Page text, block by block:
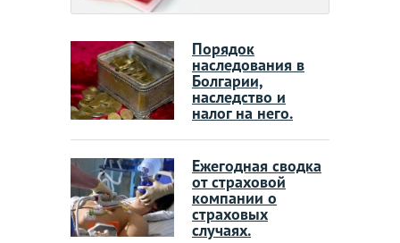
Порядок
наследования в
Болгарии,
наследство и
налог на него.
Ежегодная сводка
от страховой
компании о
страховых
случаях.